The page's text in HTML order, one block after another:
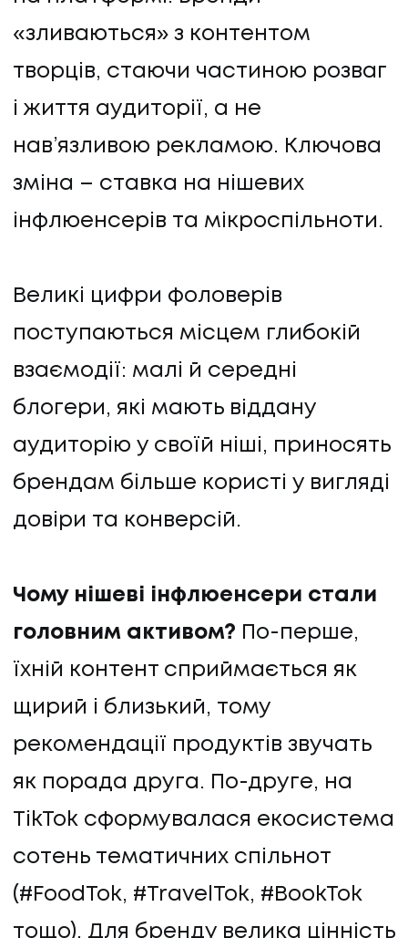
«зливаються» з контентом
творців, стаючи частиною розваг
і життя аудиторії, а не
нав’язливою рекламою. Ключова
зміна – ставка на нішевих
інфлюенсерів та мікроспільноти.
Великі цифри фоловерів
поступаються місцем глибокій
взаємодії: малі й середні
блогери, які мають віддану
аудиторію у своїй ніші, приносять
брендам більше користі у вигляді
довіри та конверсій.
Чому нішеві інфлюенсери стали
головним активом? По-перше,
їхній контент сприймається як
щирий і близький, тому
рекомендації продуктів звучать
як порада друга. По-друге, на
TikTok сформувалася екосистема
сотень тематичних спільнот
(#FoodTok, #TravelTok, #BookTok
тощо). Для бренду велика цінність